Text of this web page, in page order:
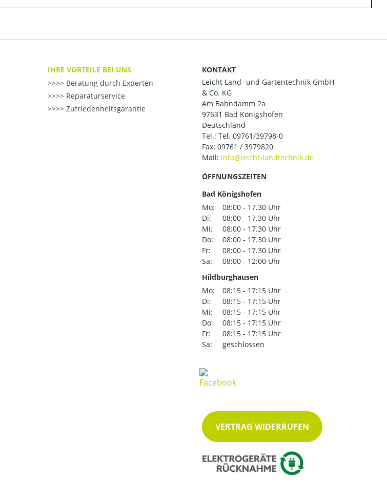
IHRE VORTEILE BEI UNS
>> Beratung durch Experten
>> Reparaturservice
>> Zufriedenheitsgarantie
KONTAKT
Leicht Land- und Gartentechnik GmbH
& Co. KG
Am Bahndamm 2a
97631 Bad Königshofen
Deutschland
Tel.: Tel. 09761/39798-0
Fax: 09761 / 3979820
Mail:
ÖFFNUNGSZEITEN
Bad Königshofen
Mo:
08:00 - 17.30 Uhr
Di:
08:00 - 17.30 Uhr
Mi:
08:00 - 17.30 Uhr
Do:
08:00 - 17.30 Uhr
Fr:
08:00 - 17.30 Uhr
Sa:
08:00 - 12:00 Uhr
Hildburghausen
Mo:
08:15 - 17:15 Uhr
Di:
08:15 - 17:15 Uhr
Mi:
08:15 - 17:15 Uhr
Do:
08:15 - 17:15 Uhr
Fr:
08:15 - 17:15 Uhr
Sa:
geschlossen
VERTRAG WIDERRUFEN